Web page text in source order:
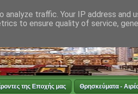
της Εποχής μας Θρησκεύματα -
traffic. Your IP address and
to ensure quality of service,